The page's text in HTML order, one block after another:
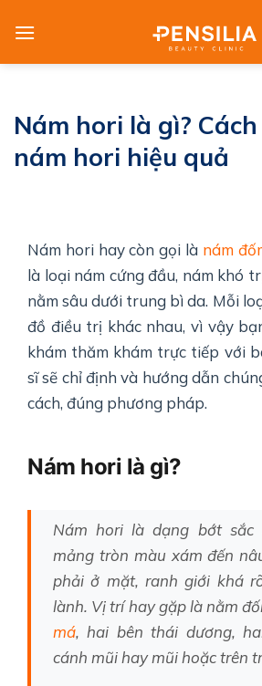
Nám hori là gì?
nám hori hiệu quả
Nám hori hay còn gọi là nám
là loại nám cứng đầu, nám khó
nằm sâu dưới trung bì da. Mỗi
đồ điều trị khác nhau, vì vậy
khám thăm khám trực tiếp với
sĩ sẽ chỉ định và hướng dẫn
cách, đúng phương pháp.
Nám hori là gì?
Nám hori là dạng bớt sắc
mảng tròn màu xám đến
phải ở mặt, ranh giới khá
lành. Vị trí hay gặp là nằm
má, hai bên thái dương,
cánh mũi hay mũi hoặc trên